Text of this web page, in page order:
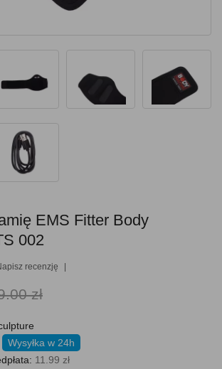
EMS Fitter Body
002
recenzję
zł
Wysyłka w 24h
11.99 zł